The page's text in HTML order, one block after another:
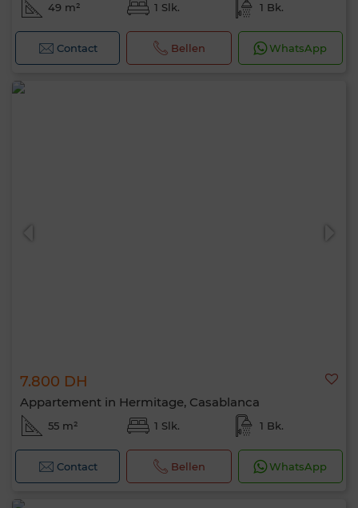
49 m² 1 Slk. 1 Bk.
Contact Bellen WhatsApp
7.800 DH
Appartement in Hermitage, Casablanca
55 m² 1 Slk. 1 Bk.
Contact Bellen WhatsApp